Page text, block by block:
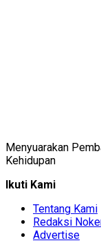
Menyuarakan
Kehidupan
Ikuti Kami
Tentang Kami
Redaksi
Advertise